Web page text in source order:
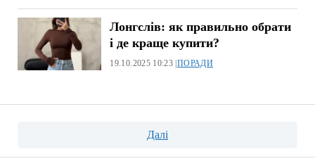
Лонгслів: як правильно обрати
і де краще купити?
19.10.2025 10:23 |ПОРАДИ
Далі